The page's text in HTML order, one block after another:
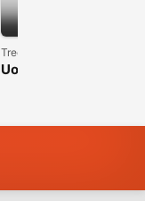
Trecate
Uomo single alto 1.90